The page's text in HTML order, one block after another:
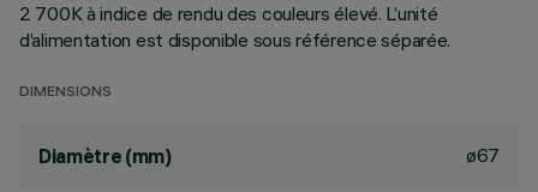
2 700K à indice de rendu des couleurs élevé. L’unité
d’alimentation est disponible sous référence séparée.
DIMENSIONS
Diamètre (mm) ø67